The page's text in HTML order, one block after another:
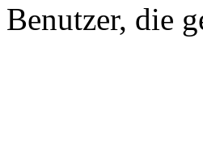
Benutzer, die